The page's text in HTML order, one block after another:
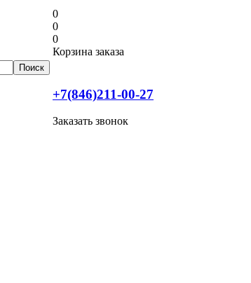
0
0
0
Корзина заказа
+7(846)211-00-27
Заказать звонок